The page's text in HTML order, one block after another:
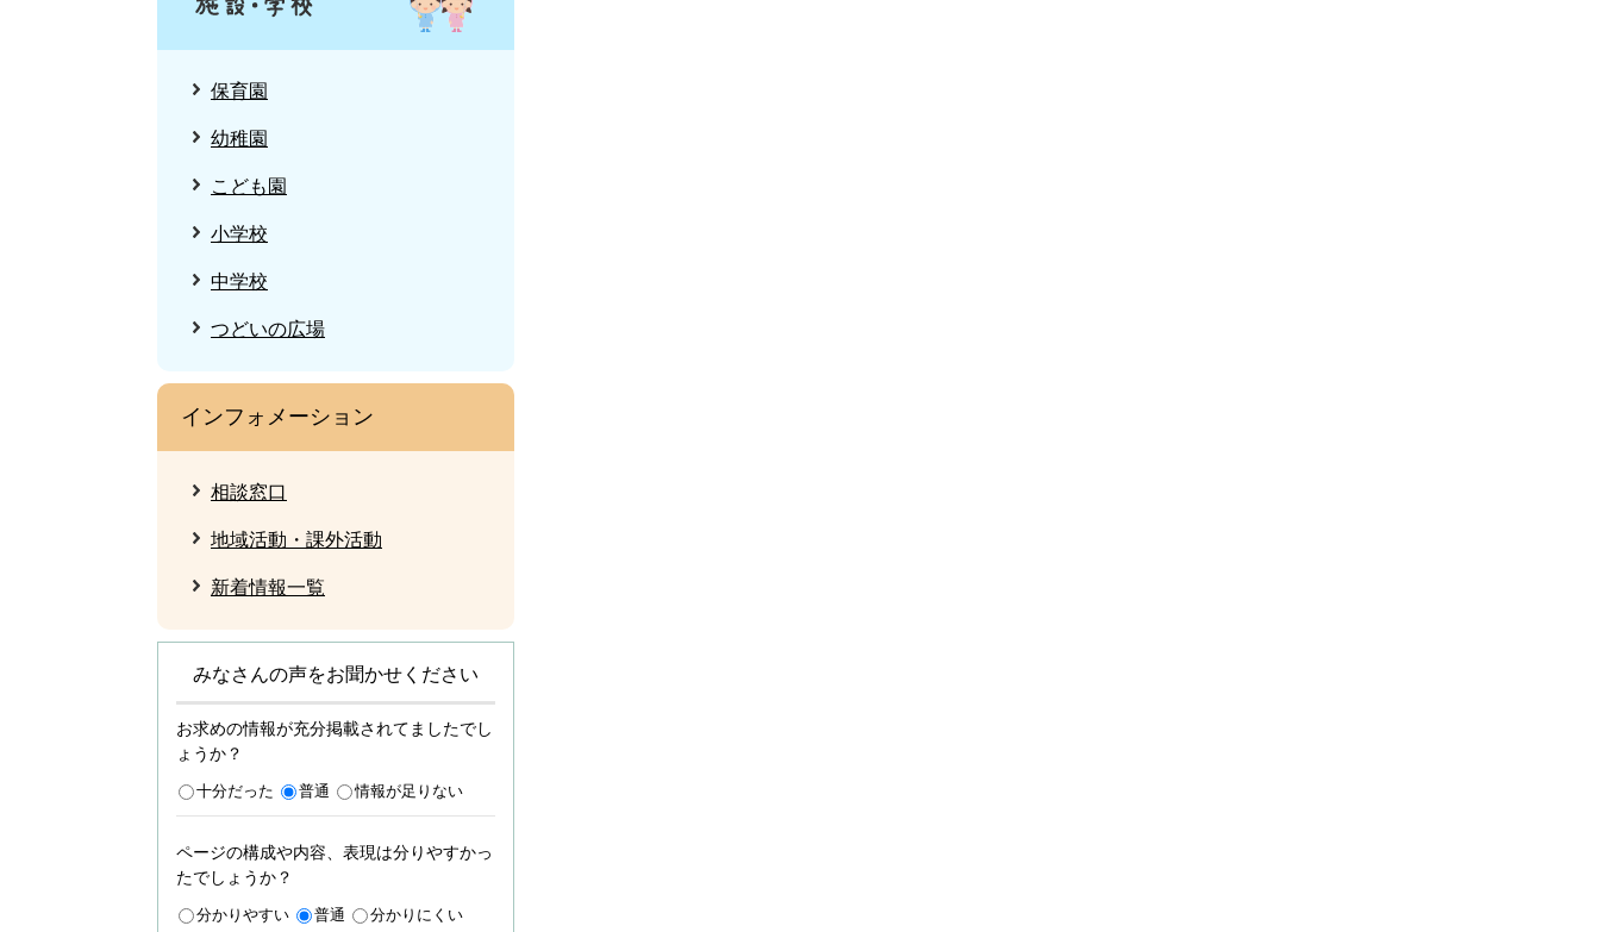
保育園
幼稚園
こども園
小学校
中学校
つどいの広場
インフォメーション
相談窓口
地域活動・課外活動
新着情報一覧
みなさんの声をお聞かせください
お求めの情報が充分掲載されてましたでし
ょうか？
十分だった 普通 情報が足りない
ページの構成や内容、表現は分りやすかっ
たでしょうか？
分かりやすい 普通 分かりにくい